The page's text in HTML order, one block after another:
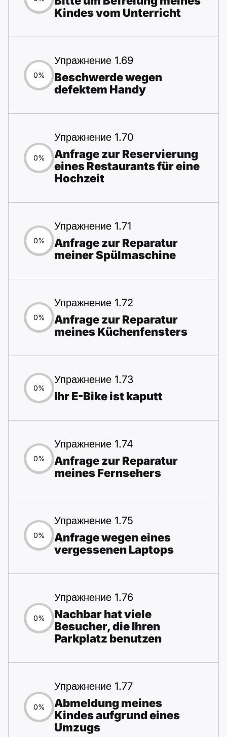
Kindes vom Unterricht
0%
Упражнение 1.69
Beschwerde wegen
defektem Handy
0%
Упражнение 1.70
Anfrage zur Reservierung
eines Restaurants für eine
Hochzeit
0%
Упражнение 1.71
Anfrage zur Reparatur
meiner Spülmaschine
0%
Упражнение 1.72
Anfrage zur Reparatur
meines Küchenfensters
0%
Упражнение 1.73
Ihr E-Bike ist kaputt
0%
Упражнение 1.74
Anfrage zur Reparatur
meines Fernsehers
0%
Упражнение 1.75
Anfrage wegen eines
vergessenen Laptops
0%
Упражнение 1.76
Nachbar hat viele
Besucher, die Ihren
Parkplatz benutzen
0%
Упражнение 1.77
Abmeldung meines
Kindes aufgrund eines
Umzugs